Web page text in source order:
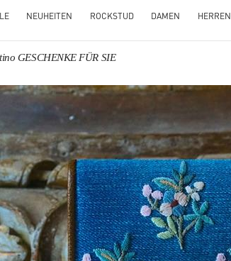
NEUHEITEN ROCKSTUD DAMEN HERREN
GESCHENKE FÜR SIE